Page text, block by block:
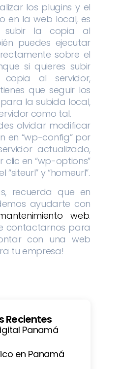
los plugins y el
en la web local, es
subir la copia al
puedes ejecutar
sobre el
si quieres subir
al servidor,
que seguir los
la subida local,
como tal.
olvidar modificar
en “wp-config” por
actualizado,
en “wp-options”
y “homeurl”.
recuerda que en
ayudarte con
web.
contactarnos para
con una web
tu empresa!
Recientes
Panamá
en Panamá